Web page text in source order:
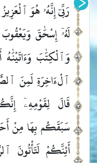
رَبِّىٓ إِنَّهُۥ هُوَ
لَهُۥٓ إِسْحَٰقَ وَيَعْقُوبَ
وَٱلْكِتَٰبَ وَءَاتَيْنَٰهُ
ٱلْءَاخِرَةِ لَمِنَ
قَالَ لِقَوْمِهِۦٓ
سَبَقَكُم بِهَا مِنْ
أَئِنَّكُمْ لَتَأْتُونَ